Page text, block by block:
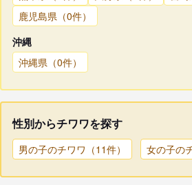
鹿児島県（0件）
沖縄
沖縄県（0件）
性別からチワワを探す
男の子のチワワ（11件） 女の子の